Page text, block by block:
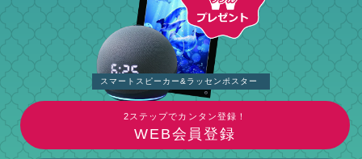
2ステップでカンタン登録！
WEB会員登録
スマートスピーカー&ラッセンポスター